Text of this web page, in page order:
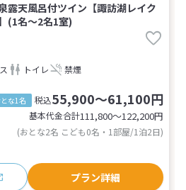
露天風呂付ツイン【諏訪湖レイク
(1名～2名1室)
トイレ 禁煙
な1名 税込55,900～61,100円
基本代金合計111,800〜122,200円
(おとな2名 こども0名・1部屋/1泊2日)
プラン詳細